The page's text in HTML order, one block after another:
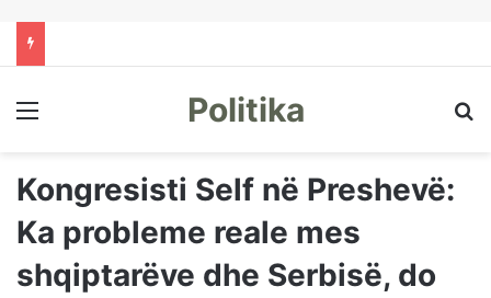
Menu Politika
Kongresisti Self në Preshevë:
Ka probleme reale mes
shqiptarëve dhe Serbisë, do